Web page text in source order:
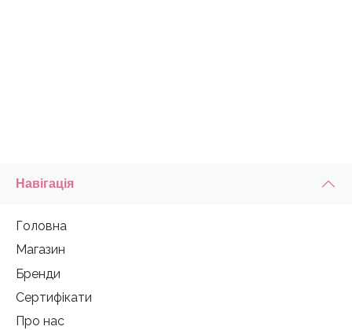
Навігація
Головна
Магазин
Бренди
Сертифікати
Про нас